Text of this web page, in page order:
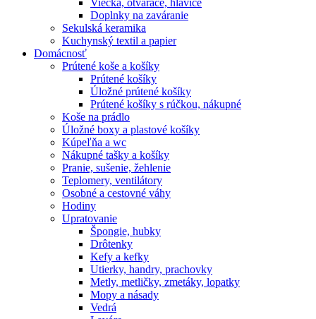
Viečka, otvárače, hlavice
Doplnky na zaváranie
Sekulská keramika
Kuchynský textil a papier
Domácnosť
Prútené koše a košíky
Prútené košíky
Úložné prútené košíky
Prútené košíky s rúčkou, nákupné
Koše na prádlo
Úložné boxy a plastové košíky
Kúpeľňa a wc
Nákupné tašky a košíky
Pranie, sušenie, žehlenie
Teplomery, ventilátory
Osobné a cestovné váhy
Hodiny
Upratovanie
Špongie, hubky
Drôtenky
Kefy a kefky
Utierky, handry, prachovky
Metly, metličky, zmetáky, lopatky
Mopy a násady
Vedrá